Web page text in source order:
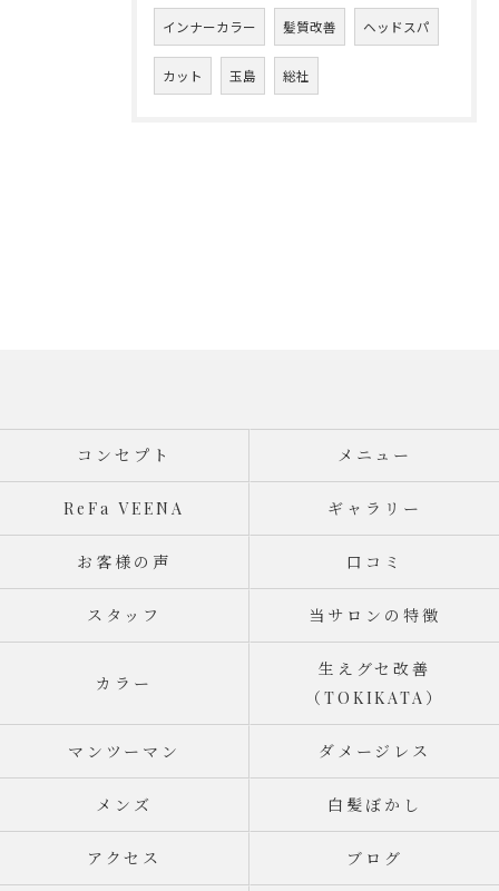
インナーカラー 髪質改善 ヘッドスパ
カット 玉島 総社
コンセプト メニュー
ReFa VEENA ギャラリー
お客様の声 口コミ
スタッフ 当サロンの特徴
カラー
生えグセ改善
（TOKIKATA）
マンツーマン ダメージレス
メンズ 白髪ぼかし
アクセス ブログ